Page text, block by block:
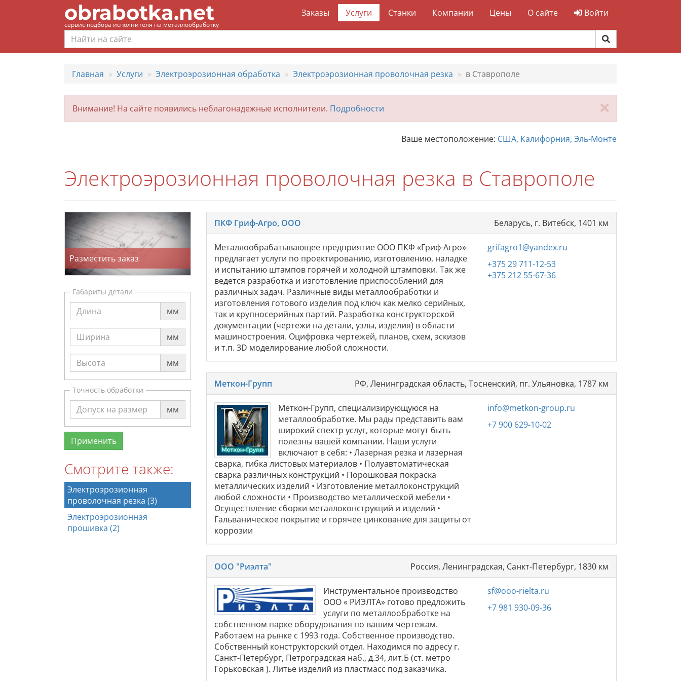
obrabotka.net
сервис подбора исполнителя на металлообработку
Заказы Услуги Станки Компании Цены О сайте Войти
Главная Услуги Электроэрозионная обработка Электроэрозионная проволочная резка в Ставрополе
Внимание! На сайте появились неблагонадежные исполнители. Подробности
Ваше местоположение: США, Калифорния, Эль-Монте
Электроэрозионная проволочная резка в Ставрополе
Разместить заказ
Габариты детали
мм
мм
мм
Точность обработки
мм
Смотрите также:
Электроэрозионная
проволочная резка (3)
Электроэрозионная
прошивка (2)
ПКФ Гриф-Агро, ООО Беларусь, г. Витебск, 1401 км
Металлообрабатывающее предприятие ООО ПКФ «Гриф-Агро»
предлагает услуги по проектированию, изготовлению, наладке
и испытанию штампов горячей и холодной штамповки. Так же
ведется разработка и изготовление приспособлений для
различных задач. Различные виды металлообработки и
изготовления готового изделия под ключ как мелко серийных,
так и крупносерийных партий. Разработка конструкторской
документации (чертежи на детали, узлы, изделия) в области
машиностроения. Оцифровка чертежей, планов, схем, эскизов
и т.п. 3D моделирование любой сложности.
grifagro1@yandex.ru
+375 29 711-12-53
+375 212 55-67-36
Меткон-Групп РФ, Ленинградская область, Тосненский, пг. Ульяновка, 1787 км
Меткон-Групп, специализирующуюся на
металлообработке. Мы рады представить вам
широкий спектр услуг, которые могут быть
полезны вашей компании. Наши услуги
включают в себя: • Лазерная резка и лазерная
сварка, гибка листовых материалов • Полуавтоматическая
сварка различных конструкций • Порошковая покраска
металлических изделий • Изготовление металлоконструкций
любой сложности • Производство металлической мебели •
Осуществление сборки металлоконструкций и изделий •
Гальваническое покрытие и горячее цинкование для защиты от
коррозии
info@metkon-group.ru
+7 900 629-10-02
ООО "Риэлта" Россия, Ленинградская, Санкт-Петербург, 1830 км
Инструментальное производство
ООО « РИЭЛТА» готово предложить
услуги по металлообработке на
собственном парке оборудования по вашим чертежам.
Работаем на рынке с 1993 года. Собственное производство.
Собственный конструкторский отдел. Находимся по адресу г.
Санкт-Петербург, Петроградская наб., д.34, лит.Б (ст. метро
Горьковская ). Литье изделий из пластмасс под заказчика.
sf@ooo-rielta.ru
+7 981 930-09-36